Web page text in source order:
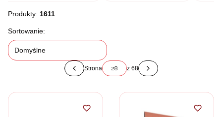
Produkty: 1611
Lista produktów
Sortowanie:
Domyślne
Poprzednie produkty
Strona z 68
Następne produkty